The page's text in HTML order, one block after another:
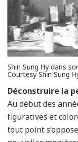
Shin Sung Hy dans
Courtesy Shin Sung
Déconstruire la
Au début des
figuratives et
tout point